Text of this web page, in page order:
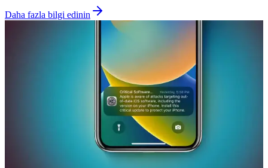
Daha fazla bilgi edinin